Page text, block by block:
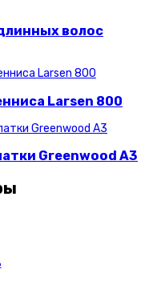
волос
Larsen 800
Greenwood A3